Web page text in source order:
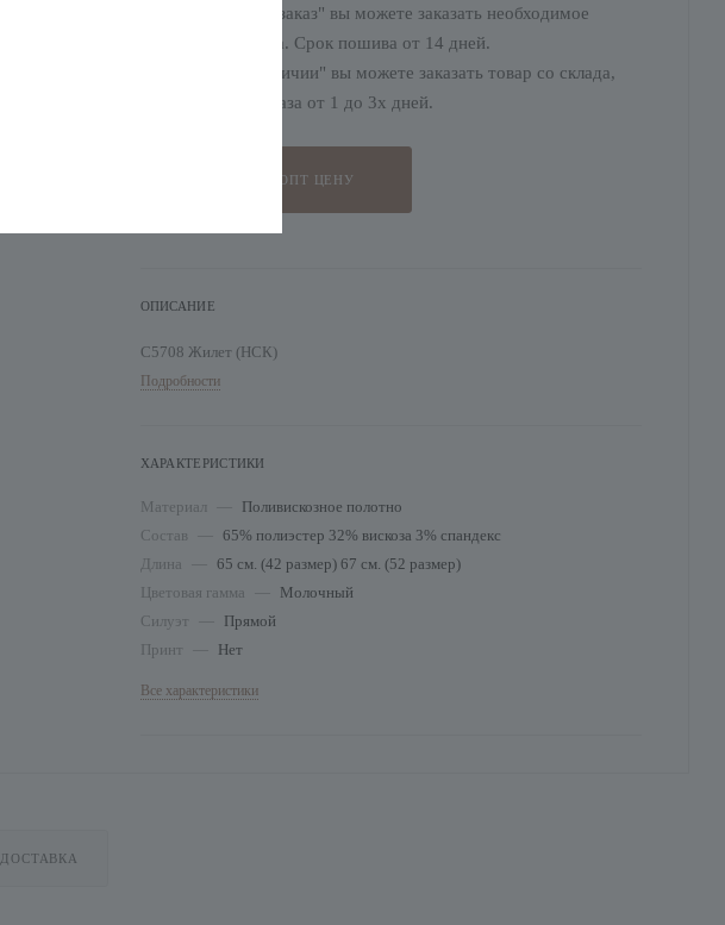
На вкладке "Предзаказ" вы можете заказать необходимое
количество товара. Срок пошива от 14 дней.
На вкладке "В наличии" вы можете заказать товар со склада,
срок отгрузки заказа от 1 до 3х дней.
ПОЛУЧИТЬ ОПТ ЦЕНУ
ОПИСАНИЕ
С5708 Жилет (НСК)
Подробности
ХАРАКТЕРИСТИКИ
Материал
Поливискозное полотно
Состав
65% полиэстер 32% вискоза 3% спандекс
Длина
65 см. (42 размер) 67 см. (52 размер)
Цветовая гамма
Молочный
Силуэт
Прямой
Принт
Нет
Все характеристики
ДОСТАВКА